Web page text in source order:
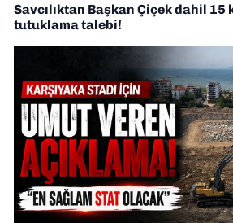
Savcılıktan Başkan Çiçek dahil 15
tutuklama talebi!